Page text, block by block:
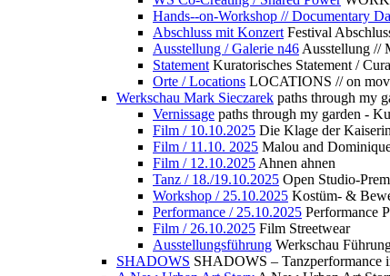
Hands--on-Workshop // Documentary
Abschluss mit Konzert Festival
Ausstellung / Galerie n46 Ausstellung //
Statement Kuratorisches Statement /
Orte / Locations LOCATIONS // on
Werkschau Mark Sieczarek paths through my
Vernissage paths through my garden -
Film / 10.10.2025 Die Klage der
Film / 11.10. 2025 Malou and
Film / 12.10.2025 Ahnen ahnen
Tanz / 18./19.10.2025 Open Studio-
Workshop / 25.10.2025 Kostüm- &
Performance / 25.10.2025 Performance
Film / 26.10.2025 Film Streetwear
Ausstellungsführung Werkschau
SHADOWS SHADOWS – Tanzperformance